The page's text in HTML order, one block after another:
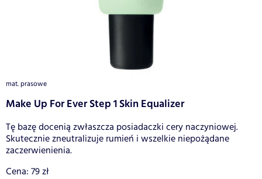
mat. prasowe
Make Up For Ever Step 1 Skin Equalizer
Tę bazę docenią zwłaszcza posiadaczki cery naczyniowej.
Skutecznie zneutralizuje rumień i wszelkie niepożądane
zaczerwienienia.
Cena: 79 zł